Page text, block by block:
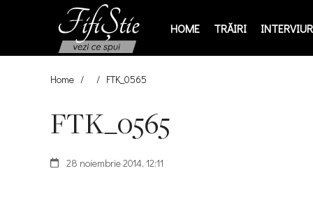
HOME TRĂIRI
Home / / FTK_0565
FTK_0565
28 noiembrie 2014, 12:11